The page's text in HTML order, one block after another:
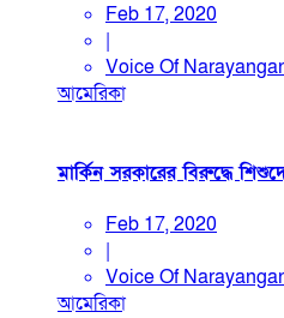
Feb 17, 2020
|
Voice Of
আমেরিকা
মার্কিন সরকারের বিরুদ্ধে
Feb 17, 2020
|
Voice Of
আমেরিকা